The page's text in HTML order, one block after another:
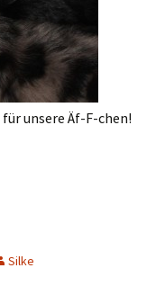
für unsere Äf-F-chen!
Silke